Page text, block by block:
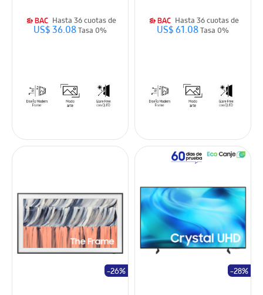
Hasta 36 cuotas de
US$ 36.08Tasa 0%
Hasta 36 cuotas de
US$ 61.08Tasa 0%
-26% -28%